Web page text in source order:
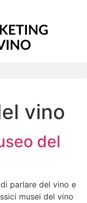
vino
del
parlare del vino e
musei del vino